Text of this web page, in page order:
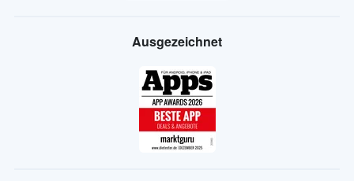
Ausgezeichnet